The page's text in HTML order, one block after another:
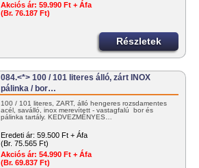
Akciós ár: 59.990 Ft + Áfa
(Br. 76.187 Ft)
Részletek
084.<*> 100 / 101 literes álló, zárt INOX
pálinka / bor…
100 / 101 literes, ZÁRT, álló hengeres rozsdamentes
acél, saválló, inox merevített - vastagfalú bor és
pálinka tartály. KEDVEZMÉNYES…
Eredeti ár: 59.500 Ft + Áfa
(Br. 75.565 Ft)
Akciós ár: 54.990 Ft + Áfa
(Br. 69.837 Ft)